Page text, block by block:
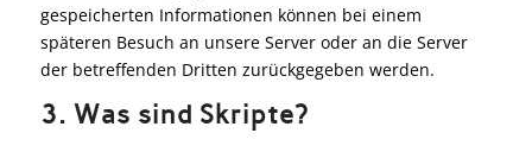
gespeicherten Informationen können bei einem
späteren Besuch an unsere Server oder an die Server
der betreffenden Dritten zurückgegeben werden.
3. Was sind Skripte?